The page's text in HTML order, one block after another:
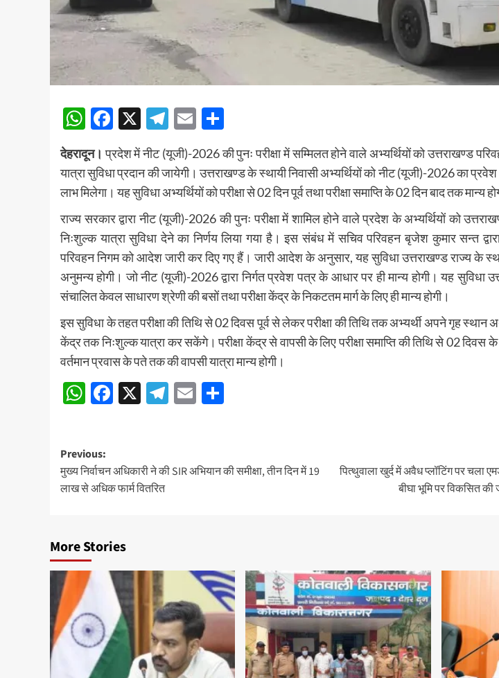
WhatsApp
Facebook
X Telegram
Email
देहरादून।प्रदेश में नीट (यूजी)-2026 की पुनः परीक्षा में सम्मिलत होने वाले अभ्यर्थियों को उत्तराखण्ड
यात्रा सुविधा प्रदान की जायेगी। उत्तराखण्ड के स्थायी निवासी अभ्यर्थियों को नीट (यूजी)-2026 का
लाभ मिलेगा। यह सुविधा अभ्यर्थियों को परीक्षा से 02 दिन पूर्व तथा परीक्षा समाप्ति के 02 दिन बाद तक मान्य
राज्य सरकार द्वारा नीट (यूजी)-2026 की पुनः परीक्षा में शामिल होने वाले प्रदेश के अभ्यर्थियों को
निःशुल्क यात्रा सुविधा देने का निर्णय लिया गया है। इस संबंध में सचिव परिवहन बृजेश कुमार सन्त
परिवहन निगम को आदेश जारी कर दिए गए हैं। जारी आदेश के अनुसार, यह सुविधा उत्तराखण्ड राज्य के
अनुमन्य होगी। जो नीट (यूजी)-2026 द्वारा निर्गत प्रवेश पत्र के आधार पर ही मान्य होगी। यह सुविधा
संचालित केवल साधारण श्रेणी की बसों तथा परीक्षा केंद्र के निकटतम मार्ग के लिए ही मान्य होगी।
इस सुविधा के तहत परीक्षा की तिथि से 02 दिवस पूर्व से लेकर परीक्षा की तिथि तक अभ्यर्थी अपने गृह स्थान
केंद्र तक निःशुल्क यात्रा कर सकेंगे। परीक्षा केंद्र से वापसी के लिए परीक्षा समाप्ति की तिथि से 02
वर्तमान प्रवास के पते तक की वापसी यात्रा मान्य होगी।
WhatsApp
Facebook
X Telegram
Email
Post
navigation
Previous:
मुख्य निर्वाचन अधिकारी ने की SIR अभियान की समीक्षा, तीन दिन में 19
लाख से अधिक फार्म वितरित
पित्थुवाला खुर्द में अवैध प्लॉटिंग पर चला
बीघा भूमि पर विकसित
More Stories